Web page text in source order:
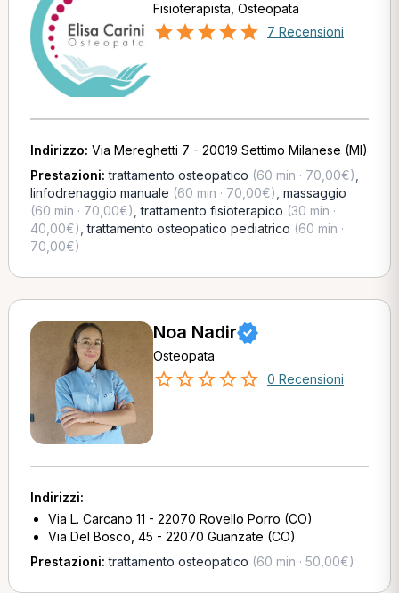
Fisioterapista, Osteopata
7 Recensioni
Indirizzo: Via Mereghetti 7 - 20019 Settimo Milanese (MI)
Prestazioni:trattamento osteopatico (60 min · 70,00€)
linfodrenaggio manuale (60 min · 70,00€) massaggio
(60 min · 70,00€) ,trattamento fisioterapico (30 min ·
40,00€) ,trattamento osteopatico pediatrico (60 min ·
70,00€)
Noa Nadir
Osteopata
0 Recensioni
Indirizzi:
Via L. Carcano 11 - 22070 Rovello Porro (CO)
Via Del Bosco, 45 - 22070 Guanzate (CO)
Prestazioni:trattamento osteopatico (60 min · 50,00€)